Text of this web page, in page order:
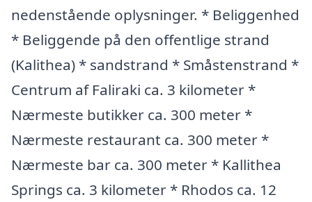
nedenstående oplysninger. * Beliggenhed
* Beliggende på den offentlige strand
(Kalithea) * sandstrand * Småstenstrand *
Centrum af Faliraki ca. 3 kilometer *
Nærmeste butikker ca. 300 meter *
Nærmeste restaurant ca. 300 meter *
Nærmeste bar ca. 300 meter * Kallithea
Springs ca. 3 kilometer * Rhodos ca. 12